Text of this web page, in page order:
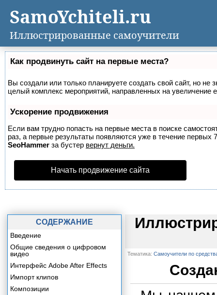
Как продвинуть сайт на первые места?
Вы создали или только планируете создать свой сайт, но не
целый комплекс мероприятий, направленных на увеличение
Ускорение продвижения
Если вам трудно попасть на первые места в поиске
раз, а первые результаты появляются уже в течение первых
SeoHammer за бустер вернут деньги.
Начать продвижение сайта
Тематика: Самоучители по
СОДЕРЖАНИЕ
Введение
Общие сведения о цифровом
видео
Интерфейс Adobe After Effects
Импорт клипов
Композиции
SamoYchiteli.ru
Иллюстрированные самоучители